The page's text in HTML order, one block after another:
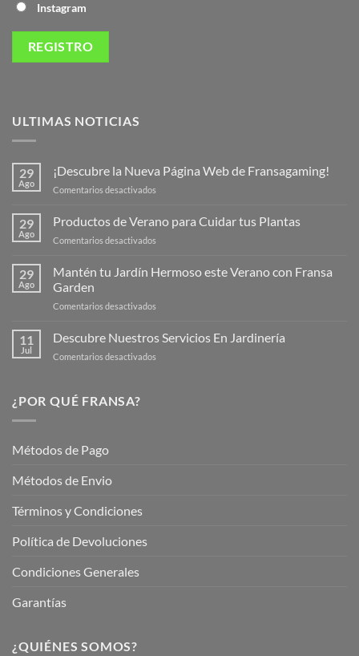
Instagram
ULTIMAS NOTICIAS
29
Ago
¡Descubre la Nueva Página Web de Fransagaming!
Comentarios desactivados
Nueva
de
29
Ago
Productos de Verano para Cuidar tus Plantas
Comentarios desactivados
de
Verano
Plantas
29
Ago
Mantén tu Jardín Hermoso este Verano con Fransa
Garden
Comentarios desactivados
tu
Jardín
11
Jul
Descubre Nuestros Servicios En Jardinería
Comentarios desactivados
¿POR QUÉ FRANSA?
Métodos de Pago
Métodos de Envio
Términos y Condiciones
Política de Devoluciones
Condiciones Generales
Garantías
¿QUIÉNES SOMOS?